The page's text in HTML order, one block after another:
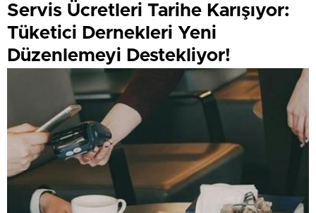
Servis Ücretleri Tarihe Karışıyor:
Tüketici Dernekleri Yeni
Düzenlemeyi Destekliyor!